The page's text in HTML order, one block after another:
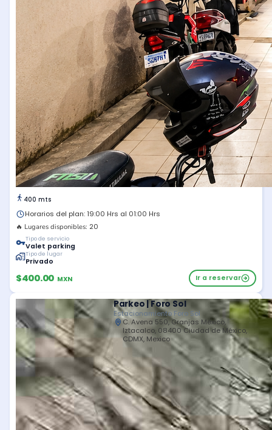
400 mts
Horarios del plan: 19:00 Hrs al 01:00 Hrs
🔥 Lugares disponibles: 20
Tipo de servicio
Valet parking
Tipo de lugar
Privado
$400.00 MXN Ir a reservar
Parkeo | Foro Sol
Estacionamiento Foro Sol
C. Avena 550, Granjas México,
Iztacalco, 08400 Ciudad de México,
CDMX, Mexico